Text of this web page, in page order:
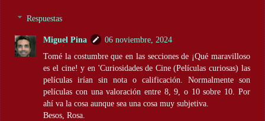
Respuestas
Miguel Pina
06 noviembre, 2024
Tomé la costumbre que en las secciones de ¡Qué maravilloso
es el cine! y en 'Curiosidades de Cine (Películas curiosas) las
películas irían sin nota o calificación. Normalmente son
películas con una valoración entre 8, 9, o 10 sobre 10. Por
ahí va la cosa aunque sea una cosa muy subjetiva.
Besos, Rosa.